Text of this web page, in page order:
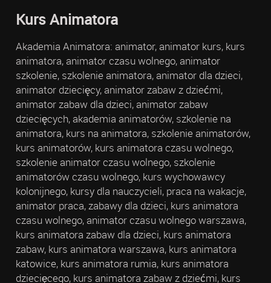
Kurs Animatora
Akademia Animatora: animator, animator kurs, kurs
animatora, animator czasu wolnego, animator
szkolenie, szkolenie animatora, animator dla dzieci,
animator dziecięcy, animator zabaw z dziećmi,
animator zabaw dla dzieci, animator zabaw
dziecięcych, akademia animatorów, szkolenie na
animatora, kurs na animatora, szkolenie animatorów,
kurs animatorów, kurs animatora czasu wolnego,
szkolenie animator czasu wolnego, szkolenie
animatorów czasu wolnego, kurs wychowawcy
kolonijnego, kursy dla nauczycieli, praca na wakacje,
animator praca, zabawy dla dzieci, kurs animatora
czasu wolnego, animator czasu wolnego warszawa,
kurs animatora zabaw dla dzieci, kurs animatora
zabaw, kurs animatora warszawa, kurs animatora
katowice, kurs animatora rumia, kurs animatora
dziecięcego, kurs animatora zabaw z dziećmi, kurs